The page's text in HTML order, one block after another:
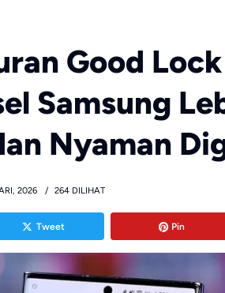
Good
Samsung
Nyaman
2026 264 DILIHAT
Tweet Pin